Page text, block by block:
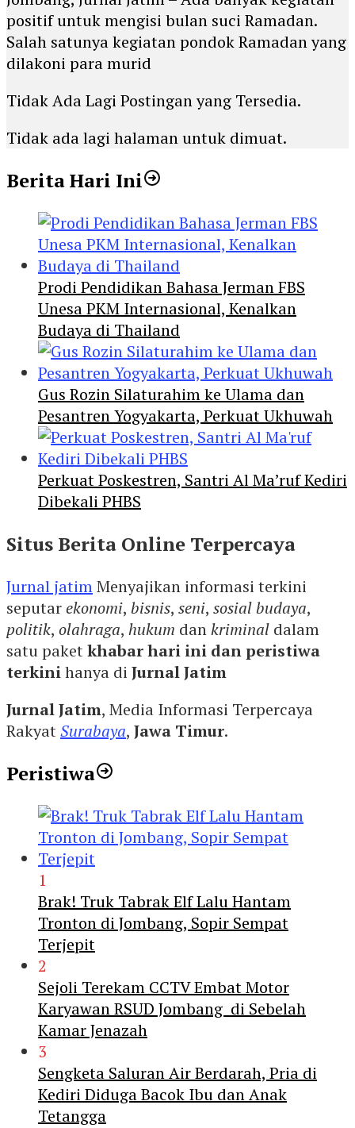
positif untuk mengisi bulan suci Ramadan.
Salah satunya kegiatan pondok Ramadan yang
dilakoni para murid
Tidak Ada Lagi Postingan yang Tersedia.
Tidak ada lagi halaman untuk dimuat.
Berita Hari Ini
Prodi Pendidikan Bahasa Jerman FBS
Unesa PKM Internasional, Kenalkan
Budaya di Thailand
Gus Rozin Silaturahim ke Ulama dan
Pesantren Yogyakarta, Perkuat Ukhuwah
Perkuat Poskestren, Santri Al Ma’ruf Kediri
Dibekali PHBS
Situs Berita Online Terpercaya
Jurnal jatimMenyajikan informasi terkini
seputarekonomi, bisnis, seni, sosial budaya,
politik, olahraga, hukum dankriminal dalam
satu paketkhabar hari ini dan peristiwa
terkinihanya di Jurnal Jatim
Jurnal Jatim, Media Informasi Terpercaya
RakyatSurabaya, Jawa Timur.
Peristiwa
1
Brak! Truk Tabrak Elf Lalu Hantam
Tronton di Jombang, Sopir Sempat
Terjepit
2
Sejoli Terekam CCTV Embat Motor
Karyawan RSUD Jombang di Sebelah
Kamar Jenazah
3
Sengketa Saluran Air Berdarah, Pria di
Kediri Diduga Bacok Ibu dan Anak
Tetangga